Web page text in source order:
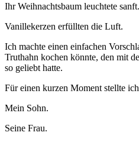
Ihr Weihnachtsbaum leuchtete sanft.
Vanillekerzen erfüllten die Luft.
Ich machte einen einfachen
Truthahn kochen könnte, den mit
so geliebt hatte.
Für einen kurzen Moment stellte
Mein Sohn.
Seine Frau.